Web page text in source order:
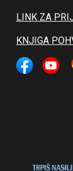
LINK ZA
KNJIGA